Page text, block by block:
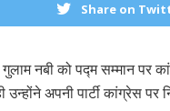
Share on
नबी को पद्म सम्मान पर
अपनी पार्टी कांग्रेस पर